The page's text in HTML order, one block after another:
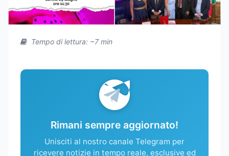
Tempo di lettura: ~7 min
Rimani sempre aggiornato!
Unisciti al nostro canale Telegram per
ricevere notizie in tempo reale, esclusive ed